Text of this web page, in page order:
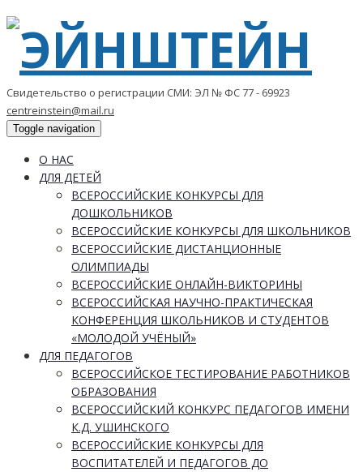
Свидетельство о регистрации СМИ: ЭЛ № ФС 77 - 69923
centreinstein@mail.ru
Toggle navigation
О НАС
ДЛЯ ДЕТЕЙ
ВСЕРОССИЙСКИЕ КОНКУРСЫ ДЛЯ
ДОШКОЛЬНИКОВ
ВСЕРОССИЙСКИЕ КОНКУРСЫ ДЛЯ ШКОЛЬНИКОВ
ВСЕРОССИЙСКИЕ ДИСТАНЦИОННЫЕ
ОЛИМПИАДЫ
ВСЕРОССИЙСКИЕ ОНЛАЙН-ВИКТОРИНЫ
ВСЕРОССИЙСКАЯ НАУЧНО-ПРАКТИЧЕСКАЯ
КОНФЕРЕНЦИЯ ШКОЛЬНИКОВ И СТУДЕНТОВ
«МОЛОДОЙ УЧЁНЫЙ»
ДЛЯ ПЕДАГОГОВ
ВСЕРОССИЙСКОЕ ТЕСТИРОВАНИЕ РАБОТНИКОВ
ОБРАЗОВАНИЯ
ВСЕРОССИЙСКИЙ КОНКУРС ПЕДАГОГОВ ИМЕНИ
К.Д. УШИНСКОГО
ВСЕРОССИЙСКИЕ КОНКУРСЫ ДЛЯ
ВОСПИТАТЕЛЕЙ И ПЕДАГОГОВ ДО